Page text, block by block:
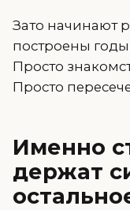
Зато начинают
построены
Просто
Просто
Именно
держат